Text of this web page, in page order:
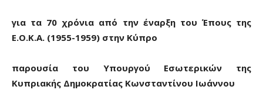
για τα 70 χρόνια από την έναρξη του Έπους της
Ε.Ο.Κ.Α. (1955-1959) στην Κύπρο
παρουσία του Υπουργού Εσωτερικών της
Κυπριακής Δημοκρατίας Κωνσταντίνου Ιωάννου